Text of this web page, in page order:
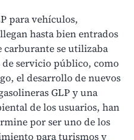
para vehículos,
hasta bien entrados
carburante se utilizaba
servicio público, como
el desarrollo de nuevos
GLP y una
de los usuarios, han
por ser uno de los
para turismos y